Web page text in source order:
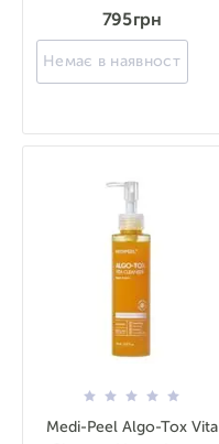
795 грн
Немає в наявності
Medi-Peel Algo-Tox Vita